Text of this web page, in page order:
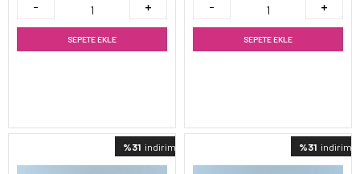
SEPETE EKLE SEPETE EKLE
%31 indirimli %31 indirimli